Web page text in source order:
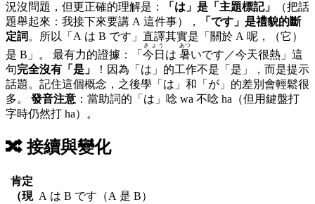
況沒問題，但更正確的理解是：
「は」是「主題標記」
（把話
題舉起來：我接下來要講 A 這件事），
「です」是禮貌的斷
定詞。所以「A は B です」直譯其實是「關於 A 呢，（它）
是 B」。 最有力的證據：「 今日
きょう
は 暑
あつ
いです／今天很熱」這
句完全沒有「是」
！因為「は」的工作不是「是」，而是提示
話題。記住這個概念，之後學「は」和「が」的差別會輕鬆很
多。 發音注意 ：當助詞的「は」唸 wa 不唸 ha（但用鍵盤打
字時仍然打 ha）。
🔀接續與變化
肯定
（現 A は B です （A 是 B）